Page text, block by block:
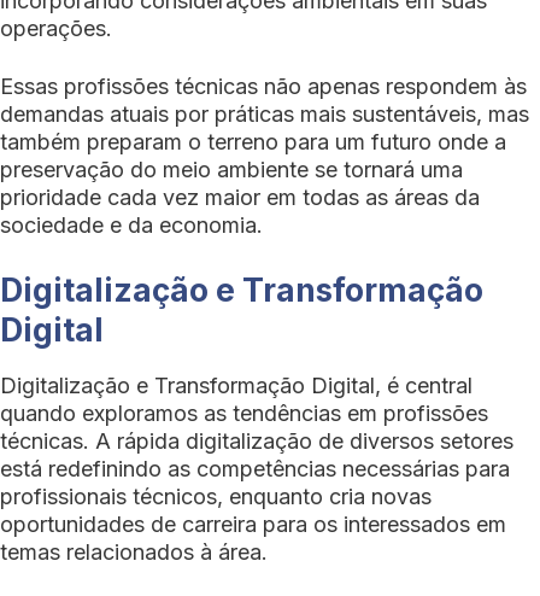
operações.
Essas profissões técnicas não apenas respondem às
demandas atuais por práticas mais sustentáveis, mas
também preparam o terreno para um futuro onde a
preservação do meio ambiente se tornará uma
prioridade cada vez maior em todas as áreas da
sociedade e da economia.
Digitalização e Transformação
Digital
Digitalização e Transformação Digital, é central
quando exploramos as tendências em profissões
técnicas. A rápida digitalização de diversos setores
está redefinindo as competências necessárias para
profissionais técnicos, enquanto cria novas
oportunidades de carreira para os interessados em
temas relacionados à área.